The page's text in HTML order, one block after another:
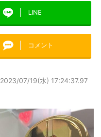
LINE
コメント
2023/07/19(水) 17:24:37.97